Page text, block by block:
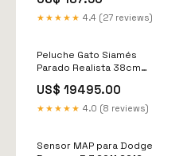
★★★★★ 4.4 (27 reviews)
Peluche Gato Siamés
Parado Realista 38cm
US$ 19495.00
★★★★★ 4.0 (8 reviews)
Sensor MAP para Dodge